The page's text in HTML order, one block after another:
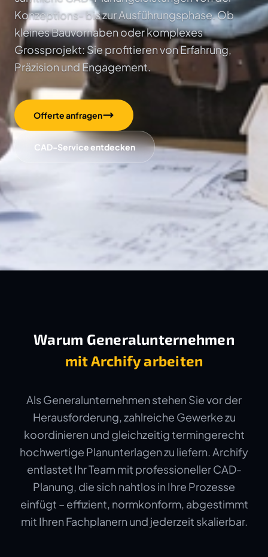
Konzeptions- bis zur Ausführungsphase. Ob
kleines Bauvorhaben oder komplexes
Grossprojekt: Sie profitieren von Erfahrung,
Präzision und Engagement.
Offerte anfragen
CAD-Service entdecken
Warum Generalunternehmen
mit Archify arbeiten
Als Generalunternehmen stehen Sie vor der
Herausforderung, zahlreiche Gewerke zu
koordinieren und gleichzeitig termingerecht
hochwertige Planunterlagen zu liefern. Archify
entlastet Ihr Team mit professioneller CAD-
Planung, die sich nahtlos in Ihre Prozesse
einfügt – effizient, normkonform, abgestimmt
mit Ihren Fachplanern und jederzeit skalierbar.